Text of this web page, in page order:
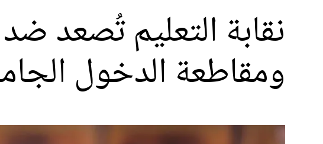
نقابة التعليم تُصعد
ومقاطعة الدخول